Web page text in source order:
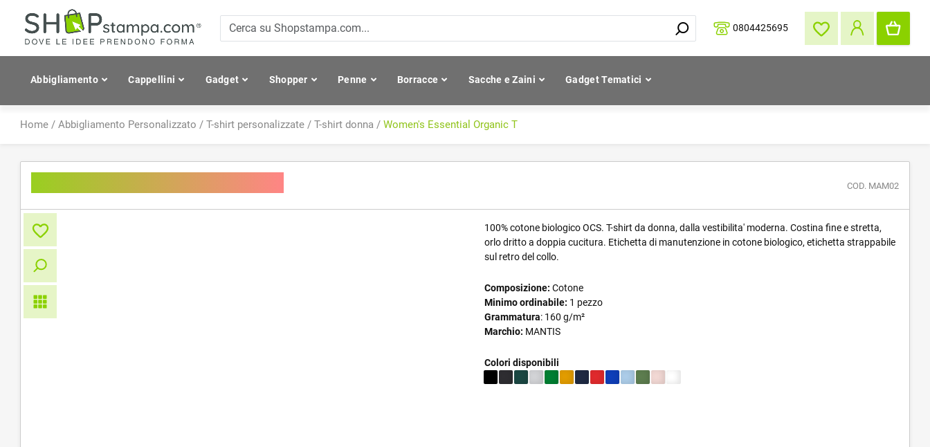
0804425695
Abbigliamento Cappellini Gadget Shopper Penne Borracce Sacche e Zaini Gadget Tematici
Home / Abbigliamento Personalizzato / T-shirt personalizzate / T-shirt donna / Women's Essential Organic T
COD. MAM02
100% cotone biologico OCS. T-shirt da donna, dalla vestibilita' moderna. Costina fine e stretta,
orlo dritto a doppia cucitura. Etichetta di manutenzione in cotone biologico, etichetta strappabile
sul retro del collo.
Composizione: Cotone
Minimo ordinabile: 1 pezzo
Grammatura: 160 g/m²
Marchio: MANTIS
Colori disponibili